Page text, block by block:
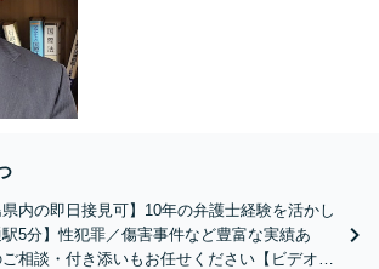
県内の即日接見可】10年の弁護士経験を活かし
5分】性犯罪／傷害事件など豊富な実績あ
相談・付き添いもお任せください【ビデオ面